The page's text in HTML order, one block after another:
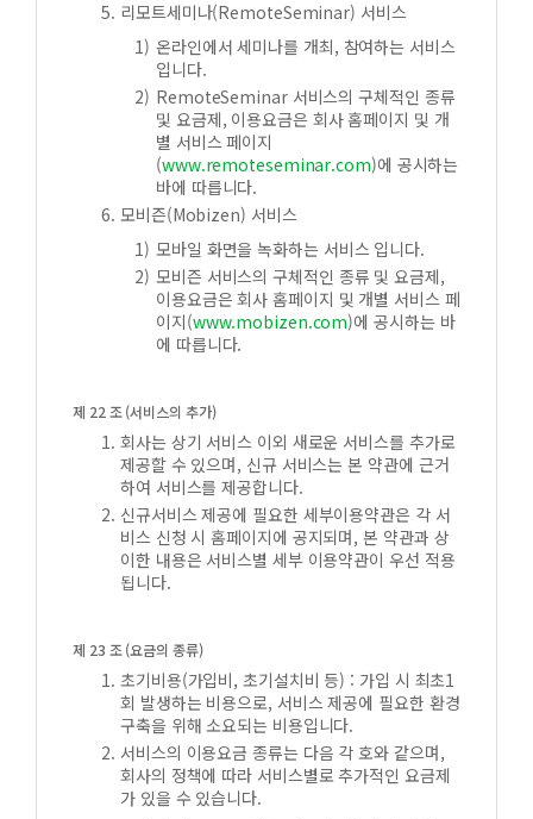
리모트세미나(RemoteSeminar) 서비스
온라인에서 세미나를 개최, 참여하는 서비스
입니다.
RemoteSeminar 서비스의 구체적인 종류
및 요금제, 이용요금은 회사 홈페이지 및 개
별 서비스 페이지
(www.remoteseminar.com)에 공시하는
바에 따릅니다.
모비즌(Mobizen) 서비스
모바일 화면을 녹화하는 서비스 입니다.
모비즌 서비스의 구체적인 종류 및 요금제,
이용요금은 회사 홈페이지 및 개별 서비스 페
이지(www.mobizen.com)에 공시하는 바
에 따릅니다.
제 22 조 (서비스의 추가)
회사는 상기 서비스 이외 새로운 서비스를 추가로
제공할 수 있으며, 신규 서비스는 본 약관에 근거
하여 서비스를 제공합니다.
신규서비스 제공에 필요한 세부이용약관은 각 서
비스 신청 시 홈페이지에 공지되며, 본 약관과 상
이한 내용은 서비스별 세부 이용약관이 우선 적용
됩니다.
제 23 조 (요금의 종류)
초기비용(가입비, 초기설치비 등) : 가입 시 최초1
회 발생하는 비용으로, 서비스 제공에 필요한 환경
구축을 위해 소요되는 비용입니다.
서비스의 이용요금 종류는 다음 각 호와 같으며,
회사의 정책에 따라 서비스별로 추가적인 요금제
가 있을 수 있습니다.